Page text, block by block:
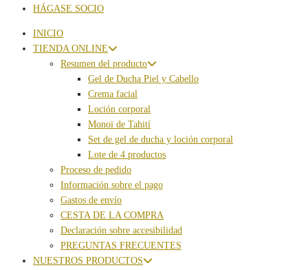
HÁGASE SOCIO
INICIO
TIENDA ONLINE
Resumen del producto
Gel de Ducha Piel y Cabello
Crema facial
Loción corporal
Monoï de Tahití
Set de gel de ducha y loción corporal
Lote de 4 productos
Proceso de pedido
Información sobre el pago
Gastos de envío
CESTA DE LA COMPRA
Declaración sobre accesibilidad
PREGUNTAS FRECUENTES
NUESTROS PRODUCTOS